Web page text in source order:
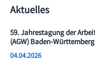
Aktuelles
59. Jahrestagung der
(AGW) Baden-Württemberg
04.04.2026